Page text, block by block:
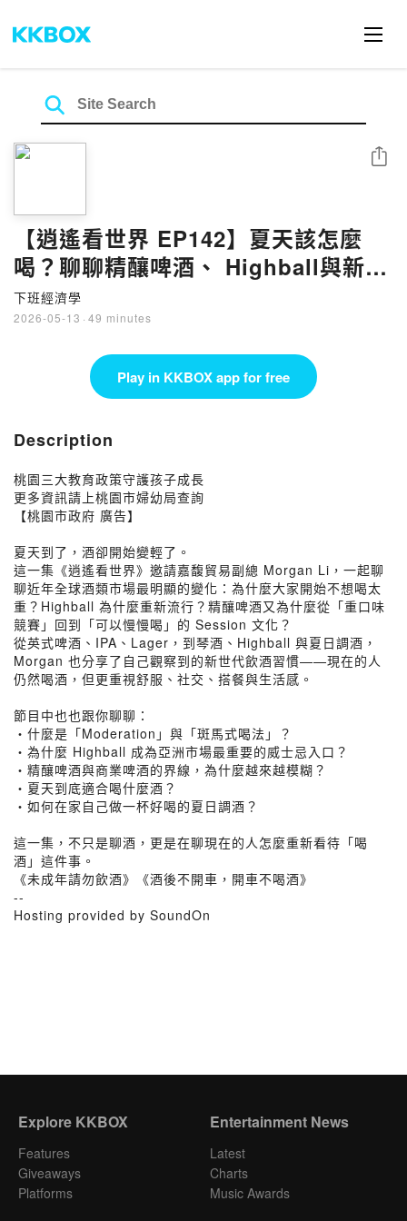
【逍遙看世界 EP142】夏天該怎麼
喝？聊聊精釀啤酒、 Highball與新世
代的飲酒趨勢《未成年請勿飲酒》
下班經濟學
2026-05-13 · 49 minutes
Share
Play in KKBOX app for free
Description
桃園三大教育政策守護孩子成長
更多資訊請上桃園市婦幼局查詢
【桃園市政府 廣告】
夏天到了，酒卻開始變輕了。
這一集《逍遙看世界》邀請嘉馥貿易副總 Morgan Li，一起聊
聊近年全球酒類市場最明顯的變化：為什麼大家開始不想喝太
重？Highball 為什麼重新流行？精釀啤酒又為什麼從「重口味
競賽」回到「可以慢慢喝」的 Session 文化？
從英式啤酒、IPA、Lager，到琴酒、Highball 與夏日調酒，
Morgan 也分享了自己觀察到的新世代飲酒習慣——現在的人
仍然喝酒，但更重視舒服、社交、搭餐與生活感。
節目中也也跟你聊聊：
・什麼是「Moderation」與「斑馬式喝法」？
・為什麼 Highball 成為亞洲市場最重要的威士忌入口？
・精釀啤酒與商業啤酒的界線，為什麼越來越模糊？
・夏天到底適合喝什麼酒？
・如何在家自己做一杯好喝的夏日調酒？
這一集，不只是聊酒，更是在聊現在的人怎麼重新看待「喝
酒」這件事。
《未成年請勿飲酒》《酒後不開車，開車不喝酒》
--
Hosting provided by SoundOn
Explore KKBOX
Features
Giveaways
Platforms
Entertainment News
Latest
Charts
Music Awards